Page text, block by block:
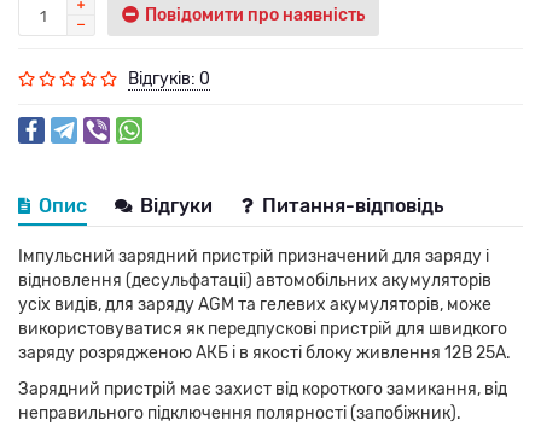
Повідомити про наявність
Відгуків: 0
Опис Відгуки Питання-відповідь
Імпульсний зарядний пристрій призначений для заряду і
відновлення (десульфатаціі) автомобільних акумуляторів
усіх видів, для заряду AGM та гелевих акумуляторів, може
використовуватися як передпускові пристрій для швидкого
заряду розрядженою АКБ і в якості блоку живлення 12В 25А.
Зарядний пристрій має захист від короткого замикання, від
неправильного підключення полярності (запобіжник).